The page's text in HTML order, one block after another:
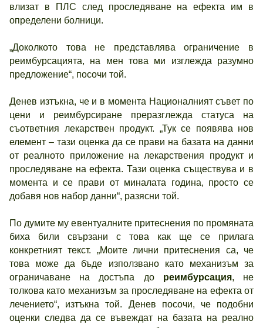
влизат в ПЛС след проследяване на ефекта им в
определени болници.
„Доколкото това не представлява ограничение в
реимбурсацията, на мен това ми изглежда разумно
предложение“, посочи той.
Денев изтъкна, че и в момента Националният съвет по
цени и реимбурсиране преразглежда статуса на
съответния лекарствен продукт. „Тук се появява нов
елемент – тази оценка да се прави на базата на данни
от реалното приложение на лекарствения продукт и
проследяване на ефекта. Тази оценка съществува и в
момента и се прави от миналата година, просто се
добавя нов набор данни“, разясни той.
По думите му евентуалните притеснения по промяната
биха били свързани с това как ще се прилага
конкретният текст. „Моите лични притеснения са, че
това може да бъде използвано като механизъм за
ограничаване на достъпа до реимбурсация, не
толкова като механизъм за проследяване на ефекта от
лечението“, изтъкна той. Денев посочи, че подобни
оценки следва да се въвеждат на базата на реално